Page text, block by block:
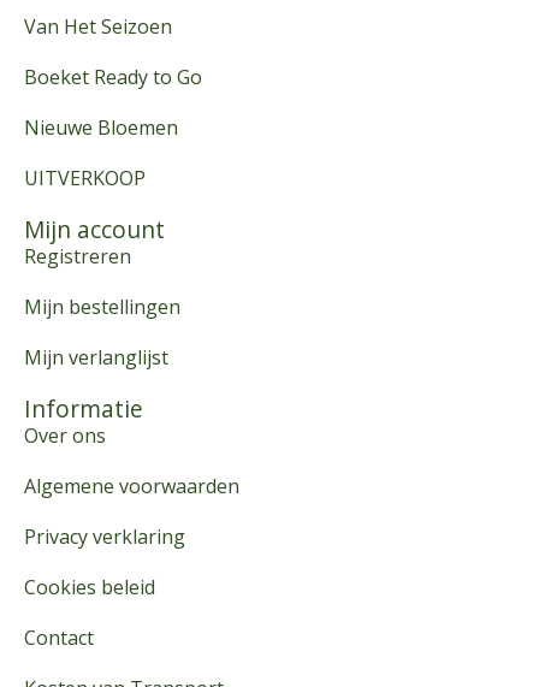
Van Het Seizoen
Boeket Ready to Go
Nieuwe Bloemen
UITVERKOOP
Mijn account
Registreren
Mijn bestellingen
Mijn verlanglijst
Informatie
Over ons
Algemene voorwaarden
Privacy verklaring
Cookies beleid
Contact